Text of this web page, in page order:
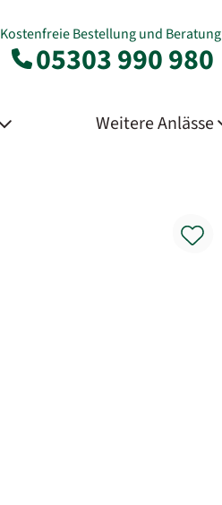
Kostenfreie Bestellung und Beratung
05303 990 980
Weitere Anlässe